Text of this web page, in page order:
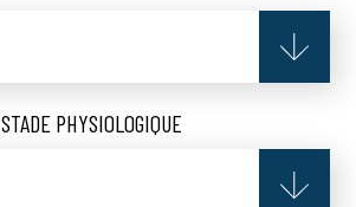
STADE PHYSIOLOGIQUE